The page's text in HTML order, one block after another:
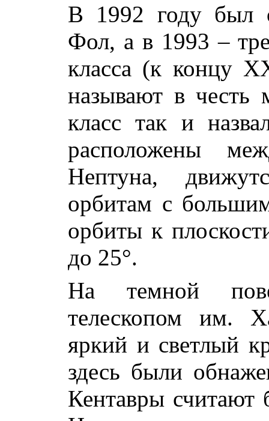
В 1992 году был
Фол, а в 1993 –
класса (к концу
называют в честь
класс так и
расположены
Нептуна,
орбитам с
орбиты к
до 25°.
На темной
телескопом им.
яркий и светлый
здесь были
Кентавры считают